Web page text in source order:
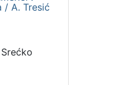
/ A. Tresić